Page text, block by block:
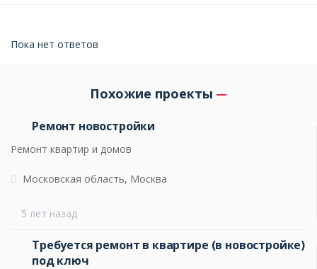
Пока нет ответов
Похожие проекты
Ремонт новостройки
Ремонт квартир и домов
5 лет назад
Московская область, Москва
Требуется ремонт в квартире (в новостройке)
под ключ